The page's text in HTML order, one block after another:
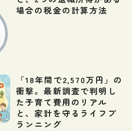
場合の税金の計算方法
「18年間で2,570万円」の
衝撃。最新調査で判明し
た子育て費用のリアル
と、家計を守るライフプ
ランニング